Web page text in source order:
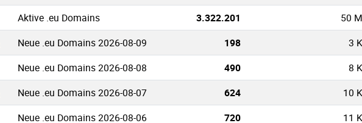
Aktive .eu Domains 3.322.201 50
Neue .eu Domains 2026-08-09 198 3
Neue .eu Domains 2026-08-08 490 8
Neue .eu Domains 2026-08-07 624 10
Neue .eu Domains 2026-08-06 720 11